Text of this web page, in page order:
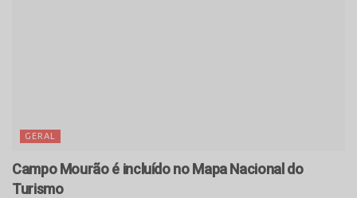
GERAL
Campo Mourão é incluído no Mapa Nacional do
Turismo